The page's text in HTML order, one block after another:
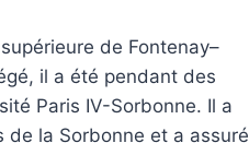
de Fontenay–
il a été pendant des
Paris IV-Sorbonne. Il a
de la Sorbonne et a assuré